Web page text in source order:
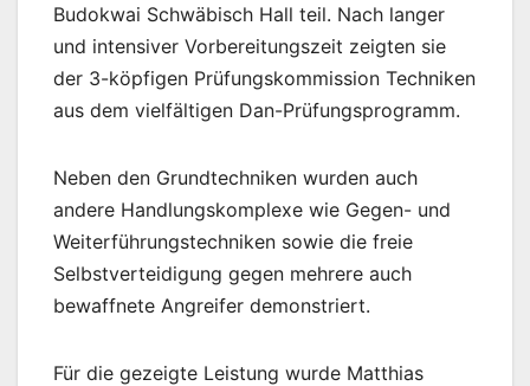
Budokwai Schwäbisch Hall teil. Nach langer
und intensiver Vorbereitungszeit zeigten sie
der 3-köpfigen Prüfungskommission Techniken
aus dem vielfältigen Dan-Prüfungsprogramm.
Neben den Grundtechniken wurden auch
andere Handlungskomplexe wie Gegen- und
Weiterführungstechniken sowie die freie
Selbstverteidigung gegen mehrere auch
bewaffnete Angreifer demonstriert.
Für die gezeigte Leistung wurde Matthias